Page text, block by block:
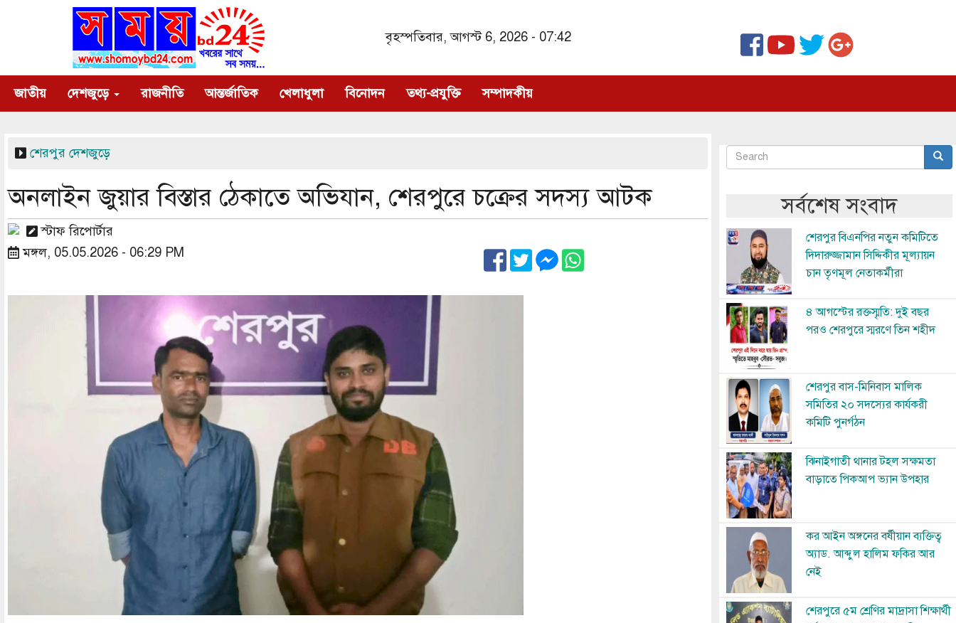
বৃহস্পতিবার, আগস্ট 6, 2026 - 07:42
Main
navigation
জাতীয় দেশজুড়ে রাজনীতি আন্তর্জাতিক খেলাধুলা বিনোদন তথ্য-প্রযুক্তি সম্পাদকীয়
শেরপুর দেশজুড়ে
অনলাইন জুয়ার বিস্তার ঠেকাতে অভিযান, শেরপুরে চক্রের সদস্য আটক
স্টাফ রিপোর্টার
মঙ্গল, 05.05.2026 - 06:29 PM
Image
অনুসন্ধান
Search
সর্বশেষ সংবাদ
Image
শেরপুর বিএনপির নতুন কমিটিতে
দিদারুজ্জামান সিদ্দিকীর মূল্যায়ন
চান তৃণমূল নেতাকর্মীরা
Image
৪ আগস্টের রক্তস্মৃতি: দুই বছর
পরও শেরপুরে স্মরণে তিন শহীদ
Image
শেরপুর বাস-মিনিবাস মালিক
সমিতির ২০ সদস্যের কার্যকরী
কমিটি পুনর্গঠন
Image
ঝিনাইগাতী থানার টহল সক্ষমতা
বাড়াতে পিকআপ ভ্যান উপহার
Image
কর আইন অঙ্গনের বর্ষীয়ান ব্যক্তিত্ব
অ্যাড. আব্দুল হালিম ফকির আর
নেই
Image
শেরপুরে ৫ম শ্রেণির মাদ্রাসা শিক্ষার্থী